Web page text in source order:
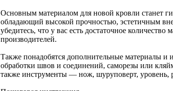
Основным материалом для новой кровли станет
обладающий высокой прочностью, эстетичным
убедитесь, что у вас есть достаточное
производителей.
Также понадобятся дополнительные материалы и
обработки швов и соединений, саморезы или
также инструменты — нож, шуруповерт, уровень,